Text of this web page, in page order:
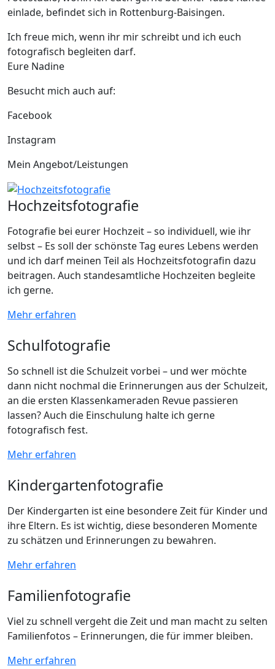
einlade, befindet sich in Rottenburg-Baisingen.
Ich freue mich, wenn ihr mir schreibt und ich euch
fotografisch begleiten darf.
Eure Nadine
Besucht mich auch auf:
Facebook
Instagram
Mein Angebot/Leistungen
Hochzeitsfotografie
Fotografie bei eurer Hochzeit – so individuell, wie ihr
selbst – Es soll der schönste Tag eures Lebens werden
und ich darf meinen Teil als Hochzeitsfotografin dazu
beitragen. Auch standesamtliche Hochzeiten begleite
ich gerne.
Mehr erfahren
Schulfotografie
So schnell ist die Schulzeit vorbei – und wer möchte
dann nicht nochmal die Erinnerungen aus der Schulzeit,
an die ersten Klassenkameraden Revue passieren
lassen? Auch die Einschulung halte ich gerne
fotografisch fest.
Mehr erfahren
Kindergartenfotografie
Der Kindergarten ist eine besondere Zeit für Kinder und
ihre Eltern. Es ist wichtig, diese besonderen Momente
zu schätzen und Erinnerungen zu bewahren.
Mehr erfahren
Familienfotografie
Viel zu schnell vergeht die Zeit und man macht zu selten
Familienfotos – Erinnerungen, die für immer bleiben.
Mehr erfahren